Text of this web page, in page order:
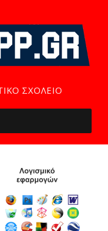
ΣΧΟΛΕΊΟ